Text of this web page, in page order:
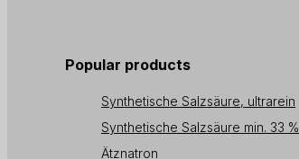
Popular products
Synthetische Salzsäure, ultrarein
Synthetische Salzsäure min. 33 %
Ätznatron